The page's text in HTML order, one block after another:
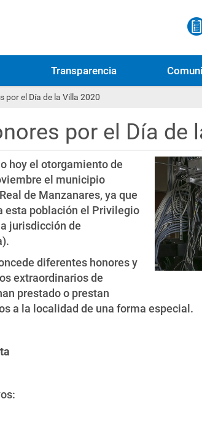
Transparencia
por el Día de la Villa 2020
por el Día de
hoy el otorgamiento de
el municipio
de Manzanares, ya que
esta población el Privilegio
jurisdicción de
diferentes honores y
extraordinarios de
prestado o prestan
a la localidad de una forma especial.